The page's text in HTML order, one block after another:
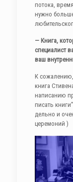
потока,
нужно
— Книга,
специалист
ваш
К
книга
написанию
писать
дельно и
церемоний )